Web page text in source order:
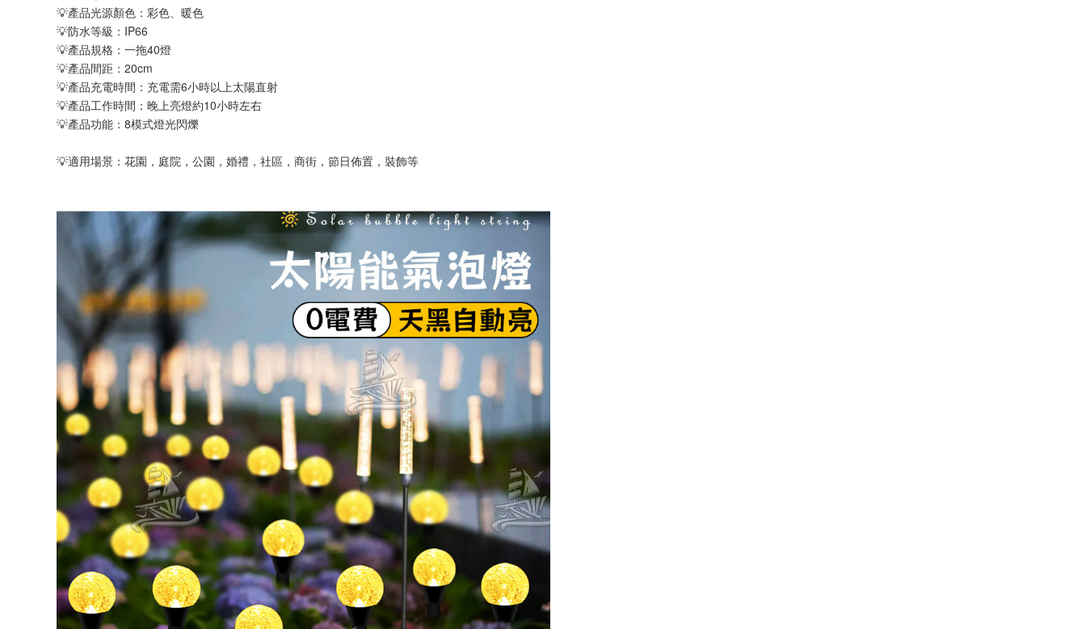
💡產品光源顏色：彩色、暖色
💡防水等級：IP66
💡產品規格：一拖40燈
💡產品間距：20cm
💡產品充電時間：充電需6小時以上太陽直射
💡產品工作時間：晚上亮燈約10小時左右
💡產品功能：8模式燈光閃爍
💡適用場景：花園，庭院，公園，婚禮，社區，商街，節日佈置，裝飾等